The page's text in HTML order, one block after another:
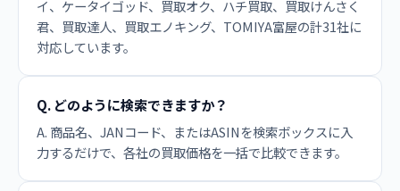
イ、ケータイゴッド、買取オク、ハチ買取、買取けんさく
君、買取達人、買取エノキング、TOMIYA富屋の計31社に
対応しています。
Q. どのように検索できますか？
A. 商品名、JANコード、またはASINを検索ボックスに入
力するだけで、各社の買取価格を一括で比較できます。